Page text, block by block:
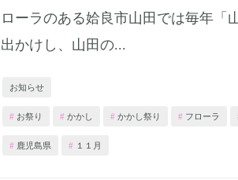
ローラのある姶良市山田では毎年「
出かけし、山田の...
お知らせ
お祭り かかし かかし祭り フローラ
鹿児島県 １１月